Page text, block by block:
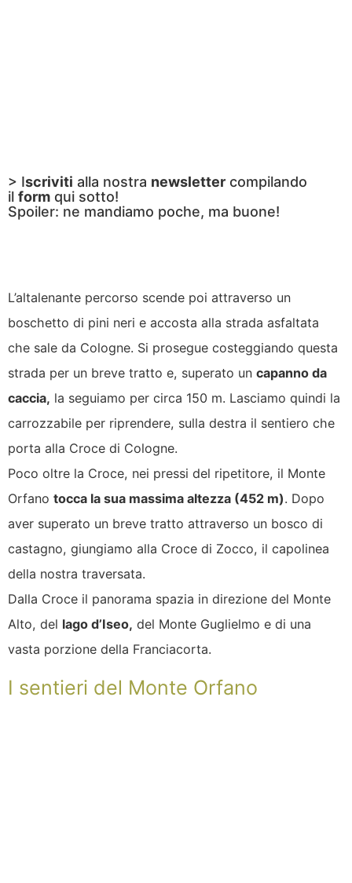
> Iscriviti alla nostra newsletter compilando
il form qui sotto!
Spoiler: ne mandiamo poche, ma buone!
L’altalenante percorso scende poi attraverso un
boschetto di pini neri e accosta alla strada asfaltata
che sale da Cologne. Si prosegue costeggiando questa
strada per un breve tratto e, superato un capanno da
caccia, la seguiamo per circa 150 m. Lasciamo quindi la
carrozzabile per riprendere, sulla destra il sentiero che
porta alla Croce di Cologne.
Poco oltre la Croce, nei pressi del ripetitore, il Monte
Orfano tocca la sua massima altezza (452 m). Dopo
aver superato un breve tratto attraverso un bosco di
castagno, giungiamo alla Croce di Zocco, il capolinea
della nostra traversata.
Dalla Croce il panorama spazia in direzione del Monte
Alto, del lago d’Iseo, del Monte Guglielmo e di una
vasta porzione della Franciacorta.
I sentieri del Monte Orfano